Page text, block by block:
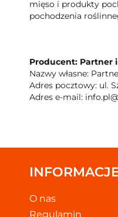
mięso i produkty
pochodzenia
Producent: Partner
Nazwy własne:
Adres pocztowy: ul.
Adres e-mail:
O nas
Regulamin